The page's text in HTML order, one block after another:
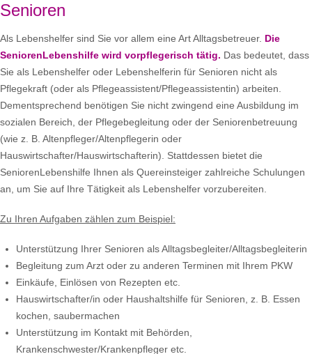
Senioren
Als Lebenshelfer sind Sie vor allem eine Art Alltagsbetreuer. Die
SeniorenLebenshilfe wird vorpflegerisch tätig. Das bedeutet, dass
Sie als Lebenshelfer oder Lebenshelferin für Senioren nicht als
Pflegekraft (oder als Pflegeassistent/Pflegeassistentin) arbeiten.
Dementsprechend benötigen Sie nicht zwingend eine Ausbildung im
sozialen Bereich, der Pflegebegleitung oder der Seniorenbetreuung
(wie z. B. Altenpfleger/Altenpflegerin oder
Hauswirtschafter/Hauswirtschafterin). Stattdessen bietet die
SeniorenLebenshilfe Ihnen als Quereinsteiger zahlreiche Schulungen
an, um Sie auf Ihre Tätigkeit als Lebenshelfer vorzubereiten.
Zu Ihren Aufgaben zählen zum Beispiel:
Unterstützung Ihrer Senioren als Alltagsbegleiter/Alltagsbegleiterin
Begleitung zum Arzt oder zu anderen Terminen mit Ihrem PKW
Einkäufe, Einlösen von Rezepten etc.
Hauswirtschafter/in oder Haushaltshilfe für Senioren, z. B. Essen
kochen, saubermachen
Unterstützung im Kontakt mit Behörden,
Krankenschwester/Krankenpfleger etc.